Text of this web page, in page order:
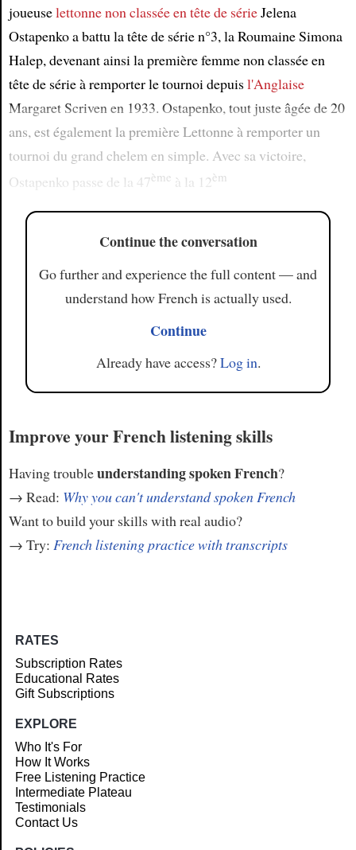
joueuselettonnenon classée en tête de sérieJelena
Ostapenko a battu la tête de série n°3, la Roumaine Simona
Halep, devenant ainsi la première femme non classée en
tête de série à remporter le tournoi depuisl'Anglaise
Margaret Scriven en 1933. Ostapenko, tout juste âgée de 20
ans, est également la première Lettonne à remporter un
tournoi du grand chelem en simple. Avec sa victoire,
Ostapenko passe de la 47ème à la 12èm
Continue the conversation
Go further and experience the full content — and
understand how French is actually used.
Continue
Already have access?Log in.
Improve your French listening skills
Having troubleunderstanding spoken French?
→ Read: Why you can't understand spoken French
Want to build your skills with real audio?
→ Try: French listening practice with transcripts
RATES
Subscription Rates
Educational Rates
Gift Subscriptions
EXPLORE
Who It's For
How It Works
Free Listening Practice
Intermediate Plateau
Testimonials
Contact Us